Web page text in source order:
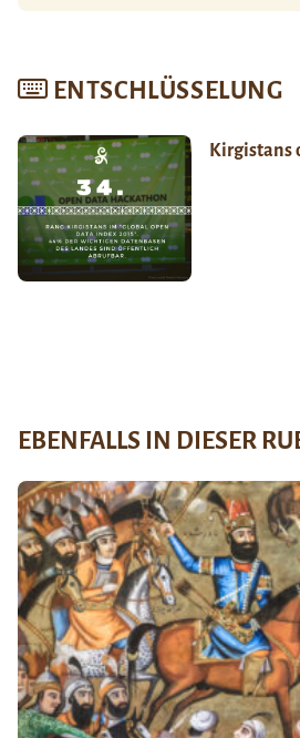
ENTSCHLÜSSELUNG
Kirgistans
EBENFALLS IN DIESER